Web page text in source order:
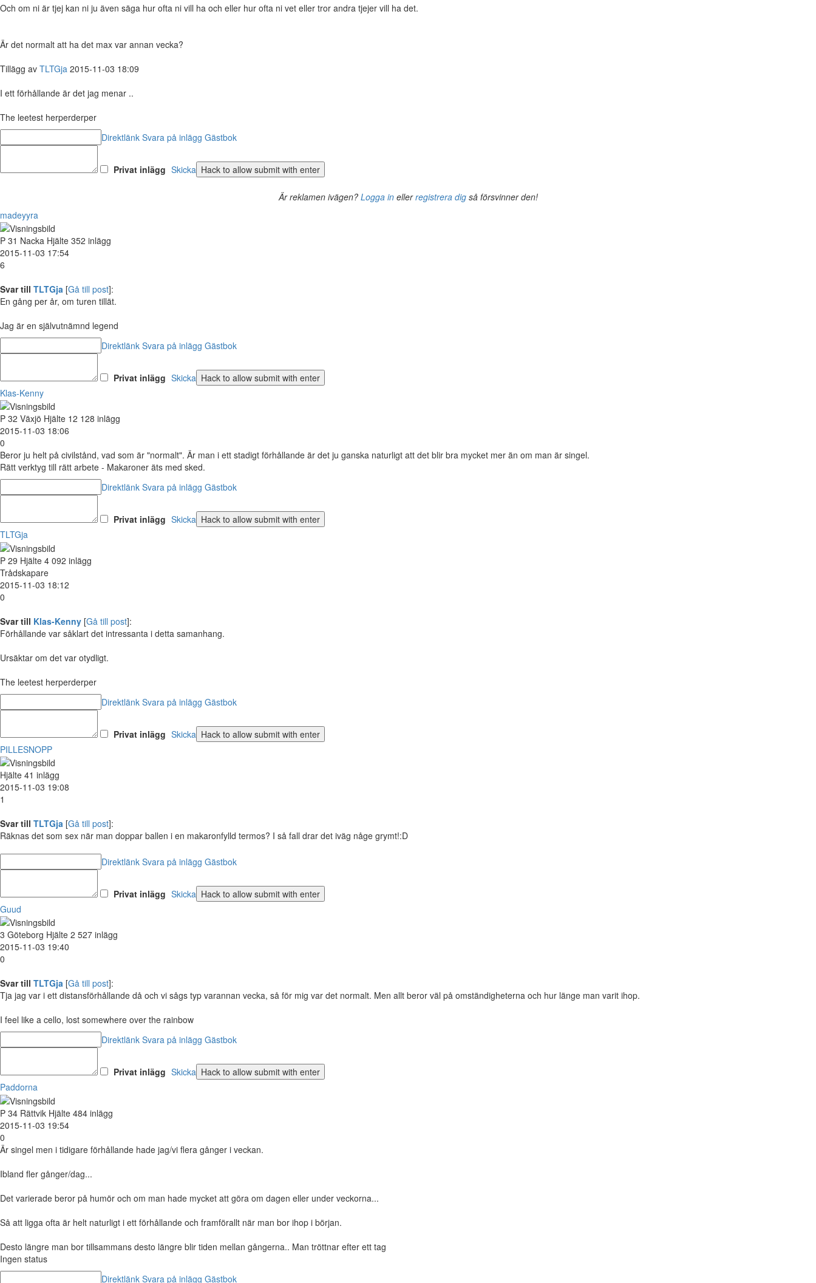
Och om ni är tjej kan ni ju även säga hur ofta ni vill ha och eller hur ofta ni vet eller tror andra tjejer vill ha det.
Är det normalt att ha det max var annan vecka?
Tillägg av TLTGja 2015-11-03 18:09
I ett förhållande är det jag menar ..
The leetest herperderper
Direktlänk Svara på inlägg Gästbok
Privat inlägg Skicka
Är reklamen ivägen? Logga inellerregistrera digså försvinner den!
madeyyra
P 31 Nacka Hjälte 352 inlägg
2015-11-03 17:54
6
Svar till TLTGja [Gå till post]:
En gång per år, om turen tillät.
Jag är en självutnämnd legend
Direktlänk Svara på inlägg Gästbok
Privat inlägg Skicka
Klas-Kenny
P 32 Växjö Hjälte 12 128 inlägg
2015-11-03 18:06
0
Beror ju helt på civilstånd, vad som är "normalt". Är man i ett stadigt förhållande är det ju ganska naturligt att det blir bra mycket mer än om man är singel.
Rätt verktyg till rätt arbete - Makaroner äts med sked.
Direktlänk Svara på inlägg Gästbok
Privat inlägg Skicka
TLTGja
P 29 Hjälte 4 092 inlägg
Trådskapare
2015-11-03 18:12
0
Svar till Klas-Kenny [Gå till post]:
Förhållande var såklart det intressanta i detta samanhang.
Ursäktar om det var otydligt.
The leetest herperderper
Direktlänk Svara på inlägg Gästbok
Privat inlägg Skicka
PILLESNOPP
Hjälte 41 inlägg
2015-11-03 19:08
1
Svar till TLTGja [Gå till post]:
Räknas det som sex när man doppar ballen i en makaronfylld termos? I så fall drar det iväg någe grymt!:D
Direktlänk Svara på inlägg Gästbok
Privat inlägg Skicka
Guud
3 Göteborg Hjälte 2 527 inlägg
2015-11-03 19:40
0
Svar till TLTGja [Gå till post]:
Tja jag var i ett distansförhållande då och vi sågs typ varannan vecka, så för mig var det normalt. Men allt beror väl på omständigheterna och hur länge man varit ihop.
I feel like a cello, lost somewhere over the rainbow
Direktlänk Svara på inlägg Gästbok
Privat inlägg Skicka
Paddorna
P 34 Rättvik Hjälte 484 inlägg
2015-11-03 19:54
0
Är singel men i tidigare förhållande hade jag/vi flera gånger i veckan.
Ibland fler gånger/dag...
Det varierade beror på humör och om man hade mycket att göra om dagen eller under veckorna...
Så att ligga ofta är helt naturligt i ett förhållande och framförallt när man bor ihop i början.
Desto längre man bor tillsammans desto längre blir tiden mellan gångerna.. Man tröttnar efter ett tag
Ingen status
Direktlänk Svara på inlägg Gästbok